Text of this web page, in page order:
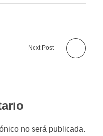
Next Post
no será publicada.